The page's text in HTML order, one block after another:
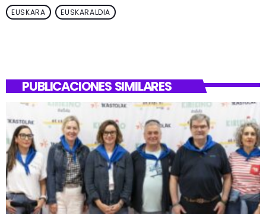
EUSKARA EUSKARALDIA
PUBLICACIONES SIMILARES